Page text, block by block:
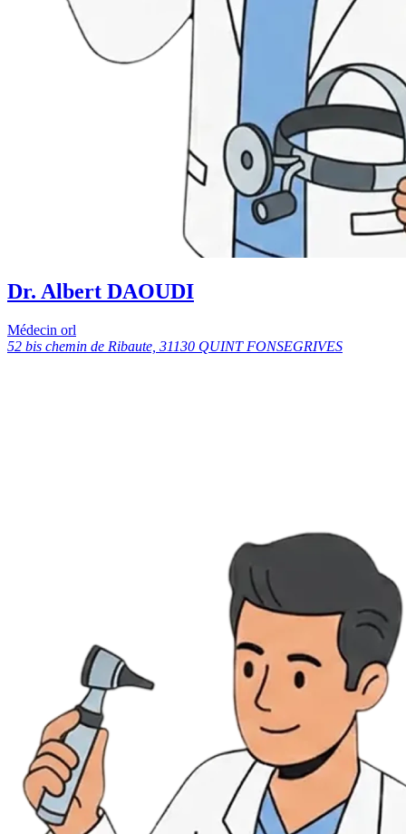
Dr. Albert DAOUDI
Médecin orl
52 bis chemin de Ribaute, 31130 QUINT FONSEGRIVES